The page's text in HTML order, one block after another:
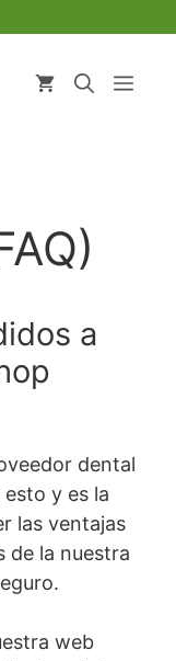
a
dental
y es la
las ventajas
de la nuestra
web